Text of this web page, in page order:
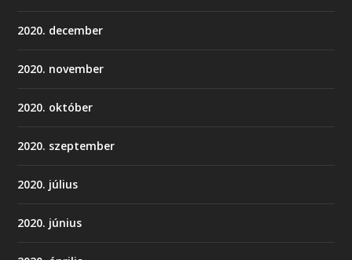
2020. december
2020. november
2020. október
2020. szeptember
2020. július
2020. június